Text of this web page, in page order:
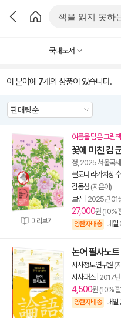
국내도서
이 분야에 7개의 상품이 있습니다.
미리보기
여름을 담은 그림
꽃에 미친 김
정, 2025 서울국
볼로냐 라가치상
김동성 (지은이)
보림 2025년 01
27,000원 (10%
양탄자배송 내일
논어 필사노트
시사정보연구원 (
시사패스| 2017
4,500원 (10%
양탄자배송 내일